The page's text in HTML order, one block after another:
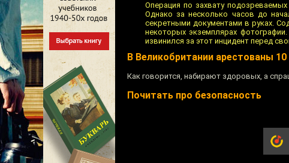
Операция по захвату
Однако за несколько часов до
секретными документами в руках.
некоторых экземплярах
извинился за этот инцидент перед
В Великобритании арестованы
Как говорится, набирают здоровых, а
Почитать про безопасность